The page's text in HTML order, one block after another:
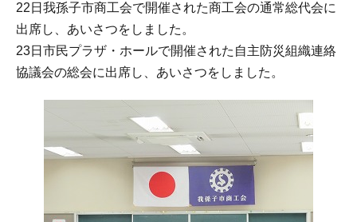
22日我孫子市商工会で開催された商工会の通常総代会に
出席し、あいさつをしました。
23日市民プラザ・ホールで開催された自主防災組織連絡
協議会の総会に出席し、あいさつをしました。